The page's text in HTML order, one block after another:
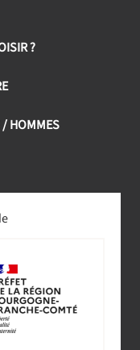
?
/ HOMMES